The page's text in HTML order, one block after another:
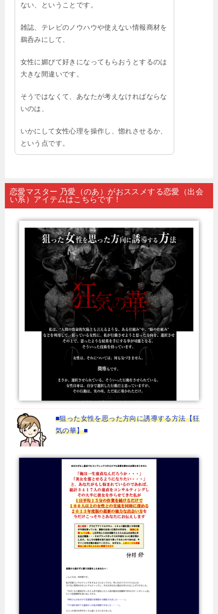
ない、ということです。
雑誌、テレビのノウハウや使えない情報商材を
鵜呑みにして、
女性に媚びて好きになってもらおうとするのは
大きな間違いです。
そうではなくて、あなたが考えなければならな
いのは、
いかにして女性心理を操作し、惚れさせるか、
という点です。
恋愛マスター 乃愛（のあ）がおススメする恋愛（出会
い系）アイテムはこちらです！
■狙った女性を思った方向に誘導する方法【狂
気の華】■